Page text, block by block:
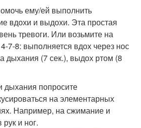
ему/ей выполнить
вдохи и выдохи. Эта простая
тревоги. Или возьмите на
7-8: выполняется вдох через нос
дыхания (7 сек.), выдох ртом (8
дыхания попросите
на элементарных
Например, на сжимание и
и ног.